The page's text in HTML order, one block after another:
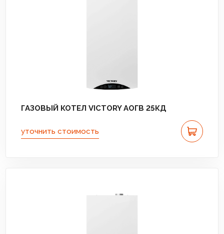
ГАЗОВЫЙ КОТЕЛ VICTORY АОГВ 25КД
уточнить стоимость